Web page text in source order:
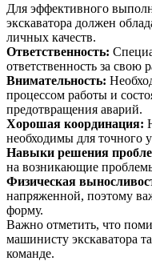
Для эффективного
экскаватора должен
личных качеств.
Ответственность:
ответственность за свою
Внимательность:
процессом работы и
предотвращения аварий.
Хорошая координация:
необходимы для точного
Навыки решения
на возникающие
Физическая
напряженной, поэтому
форму.
Важно отметить, что
машинисту экскаватора
команде.